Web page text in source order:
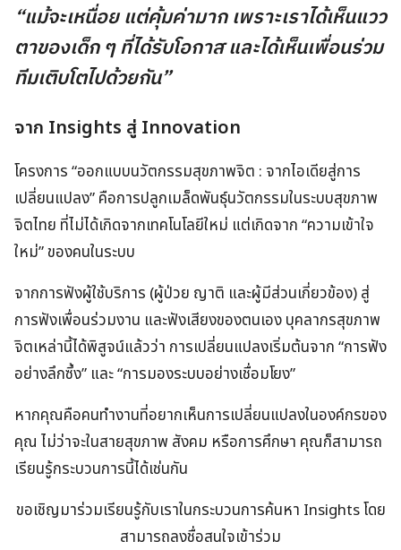
“แม้จะเหนื่อย แต่คุ้มค่ามาก เพราะเราได้เห็นแวว
ตาของเด็ก ๆ ที่ได้รับโอกาส และได้เห็นเพื่อนร่วม
ทีมเติบโตไปด้วยกัน”
จาก Insights สู่ Innovation
โครงการ “ออกแบบนวัตกรรมสุขภาพจิต : จากไอเดียสู่การ
เปลี่ยนแปลง” คือการปลูกเมล็ดพันธุ์นวัตกรรมในระบบสุขภาพ
จิตไทย ที่ไม่ได้เกิดจากเทคโนโลยีใหม่ แต่เกิดจาก “ความเข้าใจ
ใหม่” ของคนในระบบ
จากการฟังผู้ใช้บริการ (ผู้ป่วย ญาติ และผู้มีส่วนเกี่ยวข้อง) สู่
การฟังเพื่อนร่วมงาน และฟังเสียงของตนเอง บุคลากรสุขภาพ
จิตเหล่านี้ได้พิสูจน์แล้วว่า การเปลี่ยนแปลงเริ่มต้นจาก “การฟัง
อย่างลึกซึ้ง” และ “การมองระบบอย่างเชื่อมโยง”
หากคุณคือคนทำงานที่อยากเห็นการเปลี่ยนแปลงในองค์กรของ
คุณ ไม่ว่าจะในสายสุขภาพ สังคม หรือการศึกษา คุณก็สามารถ
เรียนรู้กระบวนการนี้ได้เช่นกัน
ขอเชิญมาร่วมเรียนรู้กับเราในกระบวนการค้นหา Insights โดย
สามารถลงชื่อสนใจเข้าร่วม